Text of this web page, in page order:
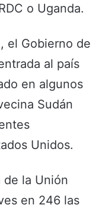
o Uganda.
el Gobierno de
al país
en algunos
Sudán
Unidos.
de la Unión
en 246 las